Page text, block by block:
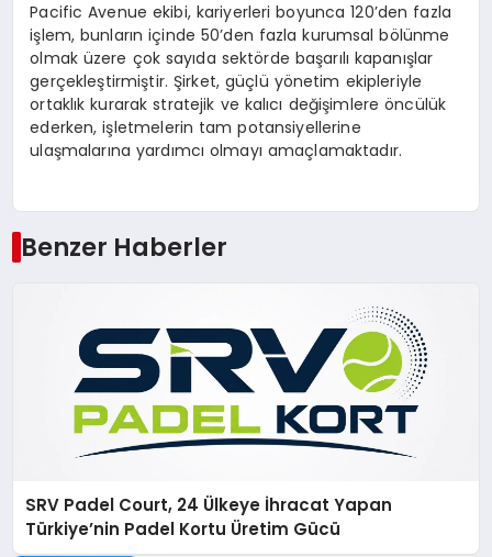
Pacific Avenue ekibi, kariyerleri boyunca 120’den fazla
işlem, bunların içinde 50’den fazla kurumsal bölünme
olmak üzere çok sayıda sektörde başarılı kapanışlar
gerçekleştirmiştir. Şirket, güçlü yönetim ekipleriyle
ortaklık kurarak stratejik ve kalıcı değişimlereöncülük
ederken, işletmelerin tam potansiyellerine
ulaşmalarına yardımcı olmayı amaçlamaktadır.
Benzer Haberler
SRV Padel Court, 24 Ülkeye İhracat Yapan
Türkiye’nin Padel Kortu Üretim Gücü